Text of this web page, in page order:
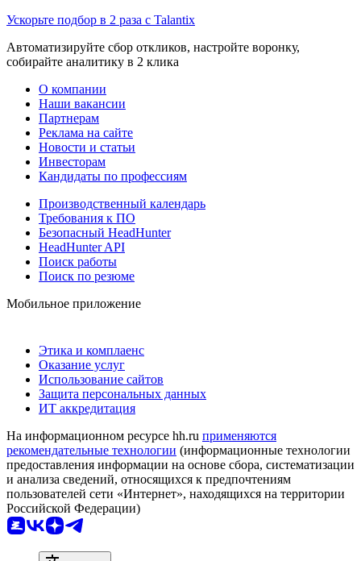
Ускорьте подбор в 2 раза с Talantix
Автоматизируйте сбор откликов, настройте воронку,
собирайте аналитику в 2 клика
О компании
Наши вакансии
Партнерам
Реклама на сайте
Новости и статьи
Инвесторам
Кандидаты по профессиям
Производственный календарь
Требования к ПО
Безопасный HeadHunter
HeadHunter API
Поиск работы
Поиск по резюме
Мобильное приложение
Этика и комплаенс
Оказание услуг
Использование сайтов
Защита персональных данных
ИТ аккредитация
На информационном ресурсе hh.ru применяются
рекомендательные технологии (информационные технологии
предоставления информации на основе сбора, систематизации
и анализа сведений, относящихся к предпочтениям
пользователей сети «Интернет», находящихся на территории
Российской Федерации)